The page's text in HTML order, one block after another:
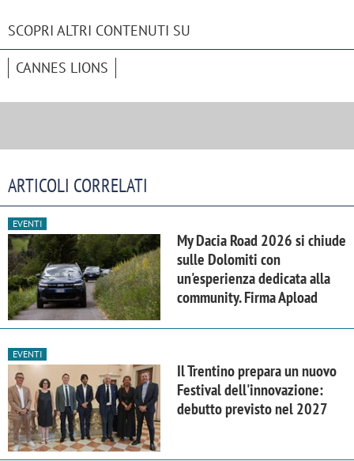
SCOPRI ALTRI CONTENUTI SU
CANNES LIONS
ARTICOLI CORRELATI
EVENTI
My Dacia Road 2026 si chiude
sulle Dolomiti con
un'esperienza dedicata alla
community. Firma Apload
EVENTI
Il Trentino prepara un nuovo
Festival dell'innovazione:
debutto previsto nel 2027